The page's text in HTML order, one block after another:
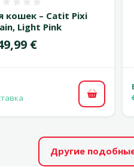
кошек – Catit Pixi
Light Pink
€
В
Другие